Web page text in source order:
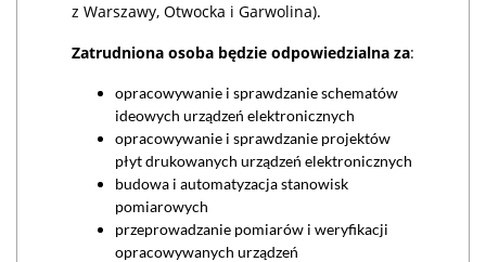
z Warszawy, Otwocka i Garwolina).
Zatrudniona osoba będzie odpowiedzialna za:
opracowywanie i sprawdzanie schematów
ideowych urządzeń elektronicznych
opracowywanie i sprawdzanie projektów
płyt drukowanych urządzeń elektronicznych
budowa i automatyzacja stanowisk
pomiarowych
przeprowadzanie pomiarów i weryfikacji
opracowywanych urządzeń